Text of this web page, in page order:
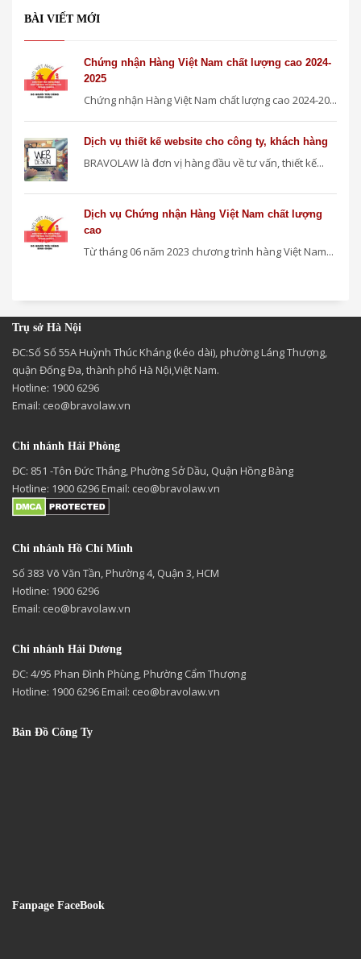
BÀI VIẾT MỚI
Chứng nhận Hàng Việt Nam chất lượng cao 2024-
2025
Chứng nhận Hàng Việt Nam chất lượng cao 2024-20...
Dịch vụ thiết kế website cho công ty, khách hàng
BRAVOLAW là đơn vị hàng đầu về tư vấn, thiết kế...
Dịch vụ Chứng nhận Hàng Việt Nam chất lượng
cao
Từ tháng 06 năm 2023 chương trình hàng Việt Nam...
Trụ sở Hà Nội
ĐC:Số Số 55A Huỳnh Thúc Kháng (kéo dài), phường Láng Thượng,
quận Đống Đa, thành phố Hà Nội,Việt Nam.
Hotline: 1900 6296
Email: ceo@bravolaw.vn
Chi nhánh Hải Phòng
ĐC: 851 -Tôn Đức Thắng, Phường Sở Dầu, Quận Hồng Bàng
Hotline: 1900 6296 Email: ceo@bravolaw.vn
Chi nhánh Hồ Chí Minh
Số 383 Võ Văn Tần, Phường 4, Quận 3, HCM
Hotline: 1900 6296
Email: ceo@bravolaw.vn
Chi nhánh Hải Dương
ĐC: 4/95 Phan Đình Phùng, Phường Cẩm Thượng
Hotline: 1900 6296 Email: ceo@bravolaw.vn
Bản Đồ Công Ty
Fanpage FaceBook